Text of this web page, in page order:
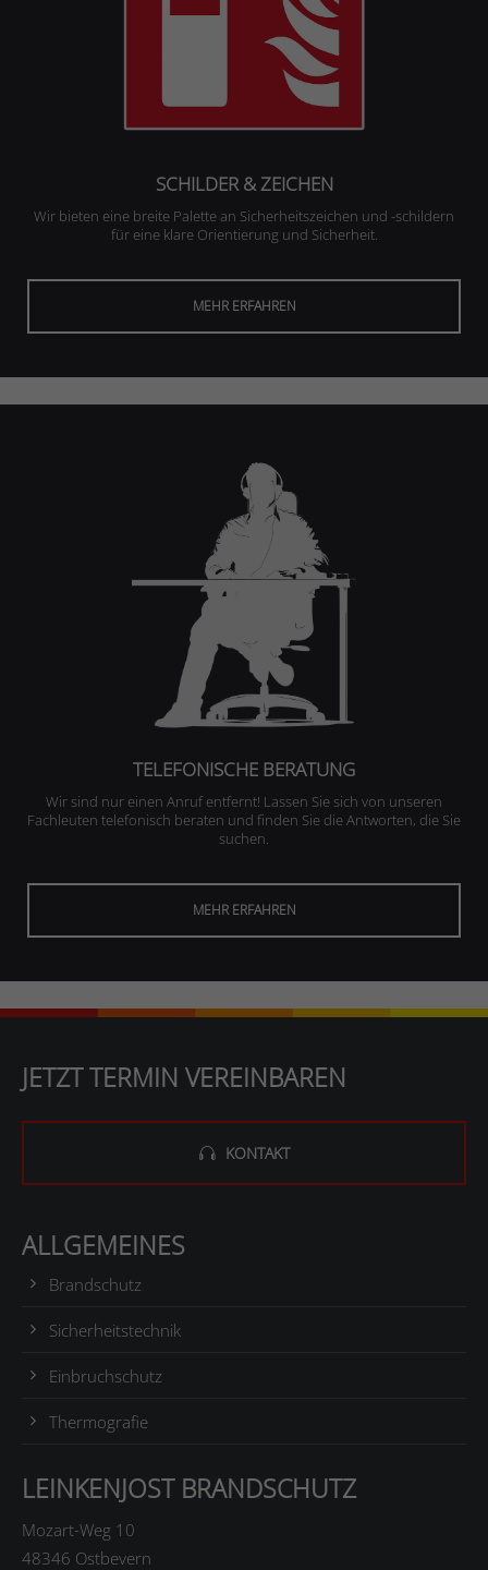
SCHILDER & ZEICHEN
Wir bieten eine breite Palette an Sicherheitszeichen und -schildern
für eine klare Orientierung und Sicherheit.
MEHR ERFAHREN
TELEFONISCHE BERATUNG
Wir sind nur einen Anruf entfernt! Lassen Sie sich von unseren
Fachleuten telefonisch beraten und finden Sie die Antworten, die Sie
suchen.
MEHR ERFAHREN
JETZT TERMIN VEREINBAREN
KONTAKT
ALLGEMEINES
Brandschutz
Sicherheitstechnik
Einbruchschutz
Thermografie
LEINKENJOST BRANDSCHUTZ
Mozart-Weg 10
48346 Ostbevern